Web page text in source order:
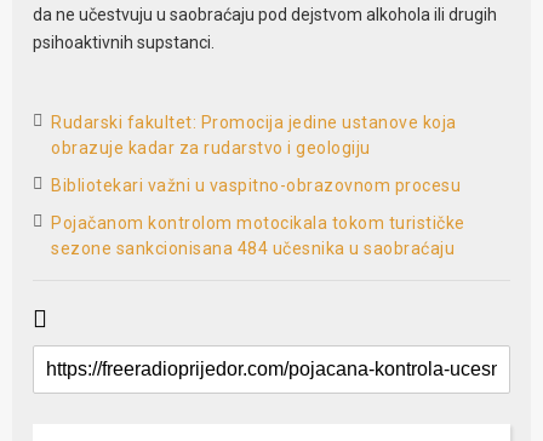
da ne učestvuju u saobraćaju pod dejstvom alkohola ili drugih
psihoaktivnih supstanci.
Rudarski fakultet: Promocija jedine ustanove koja
obrazuje kadar za rudarstvo i geologiju
Bibliotekari važni u vaspitno-obrazovnom procesu
Pojačanom kontrolom motocikala tokom turističke
sezone sankcionisana 484 učesnika u saobraćaju